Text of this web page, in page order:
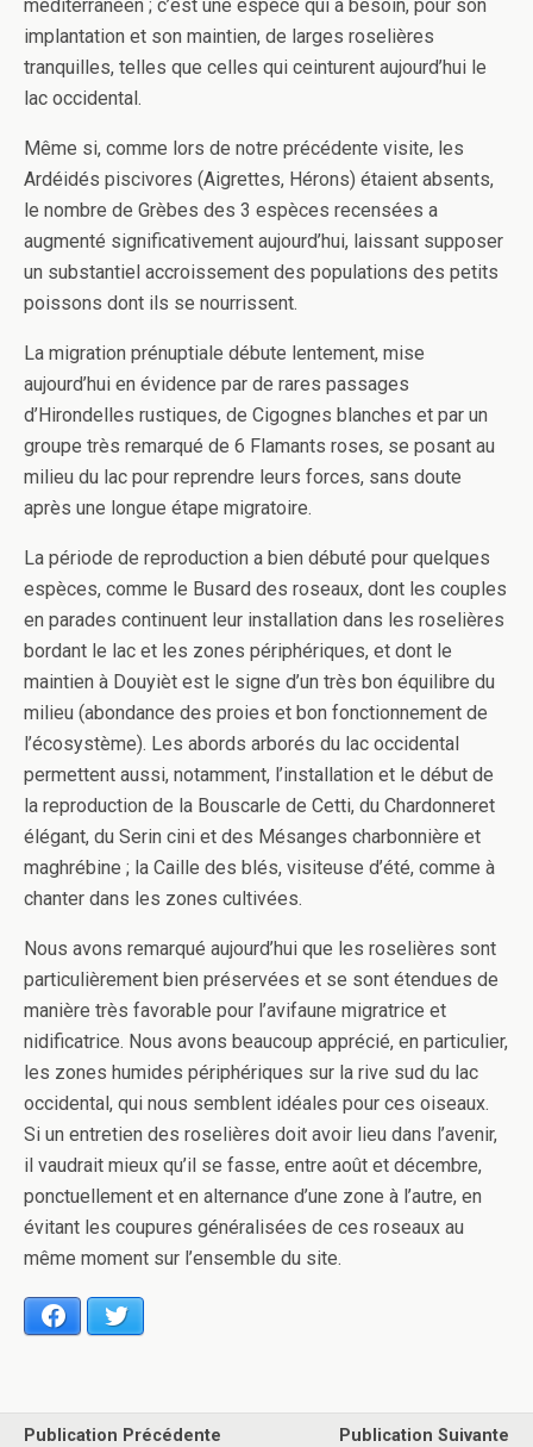
méditerranéen ; c’est une espèce qui a besoin, pour son
implantation et son maintien, de larges roselières
tranquilles, telles que celles qui ceinturent aujourd’hui le
lac occidental.
Même si, comme lors de notre précédente visite, les
Ardéidés piscivores (Aigrettes, Hérons) étaient absents,
le nombre de Grèbes des 3 espèces recensées a
augmenté significativement aujourd’hui, laissant supposer
un substantiel accroissement des populations des petits
poissons dont ils se nourrissent.
La migration prénuptiale débute lentement, mise
aujourd’hui en évidence par de rares passages
d’Hirondelles rustiques, de Cigognes blanches et par un
groupe très remarqué de 6 Flamants roses, se posant au
milieu du lac pour reprendre leurs forces, sans doute
après une longue étape migratoire.
La période de reproduction a bien débuté pour quelques
espèces, comme le Busard des roseaux, dont les couples
en parades continuent leur installation dans les roselières
bordant le lac et les zones périphériques, et dont le
maintien à Douyièt est le signe d’un très bon équilibre du
milieu (abondance des proies et bon fonctionnement de
l’écosystème). Les abords arborés du lac occidental
permettent aussi, notamment, l’installation et le début de
la reproduction de la Bouscarle de Cetti, du Chardonneret
élégant, du Serin cini et des Mésanges charbonnière et
maghrébine ; la Caille des blés, visiteuse d’été, comme à
chanter dans les zones cultivées.
Nous avons remarqué aujourd’hui que les roselières sont
particulièrement bien préservées et se sont étendues de
manière très favorable pour l’avifaune migratrice et
nidificatrice. Nous avons beaucoup apprécié, en particulier,
les zones humides périphériques sur la rive sud du lac
occidental, qui nous semblent idéales pour ces oiseaux.
Si un entretien des roselières doit avoir lieu dans l’avenir,
il vaudrait mieux qu’il se fasse, entre août et décembre,
ponctuellement et en alternance d’une zone à l’autre, en
évitant les coupures généralisées de ces roseaux au
même moment sur l’ensemble du site.
Facebook
Publication Précédente
Publication Suivante